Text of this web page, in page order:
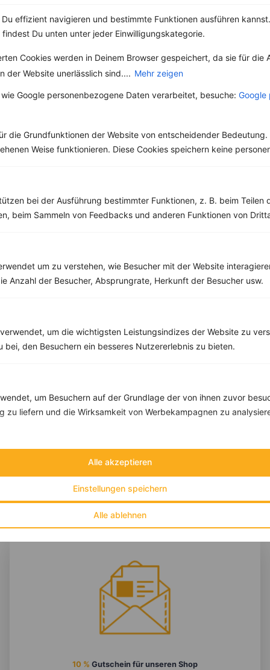
effizient navigieren und bestimmte Funktionen ausführen
Du unten unter jeder Einwilligungskategorie.
Cookies werden in Deinem Browser gespeichert, da sie für die
der Website unerlässlich sind.... Mehr zeigen
Google personenbezogene Daten verarbeitet, besuche: Google
die Grundfunktionen der Website von entscheidender Bedeutung.
Weise funktionieren. Diese Cookies speichern keine
bei der Ausführung bestimmter Funktionen, z. B. beim Teilen
beim Sammeln von Feedbacks und anderen Funktionen von
um zu verstehen, wie Besucher mit der Website
Anzahl der Besucher, Absprungrate, Herkunft der Besucher usw.
um die wichtigsten Leistungsindizes der Website zu
bei, den Besuchern ein besseres Nutzererlebnis zu bieten.
um Besuchern auf der Grundlage der von ihnen zuvor
zu liefern und die Wirksamkeit von Werbekampagnen zu
Alle ablehnen
Einstellungen speichern
Alle akzeptieren
Fond und
Bouillon?
Brühe reicht bis in die
Antike zurück, wo sie
Kulturen...
lebenswichtiger Stoff
nicht mehr weg zu
denken. Der...
Weitere Vegetarische Rezepte
‹ ›
Kalorien:457 kcal
Rezepte
‹ ›
Kalorien:558 kcal
Fett:12 g
10 % Gutschein für unseren Shop